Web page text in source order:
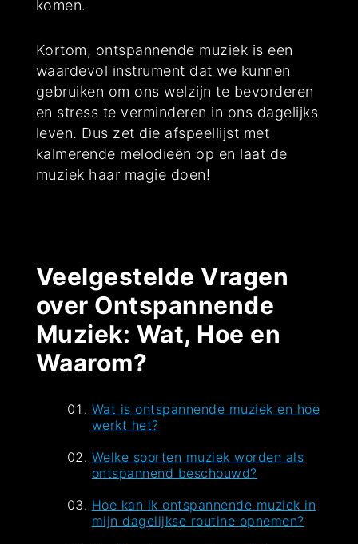
komen.
Kortom, ontspannende muziek is een
waardevol instrument dat we kunnen
gebruiken om ons welzijn te bevorderen
en stress te verminderen in ons dagelijks
leven. Dus zet die afspeellijst met
kalmerende melodieën op en laat de
muziek haar magie doen!
Veelgestelde Vragen
over Ontspannende
Muziek: Wat, Hoe en
Waarom?
Wat is ontspannende muziek en hoe
werkt het?
Welke soorten muziek worden als
ontspannend beschouwd?
Hoe kan ik ontspannende muziek in
mijn dagelijkse routine opnemen?